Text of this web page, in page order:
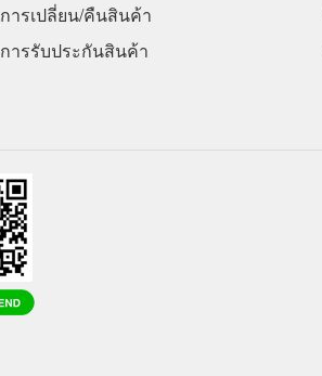
การเปลี่ยน/คืนสินค้า
การรับประกันสินค้า